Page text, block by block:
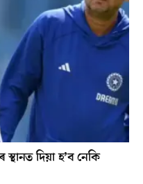
দিয়া হ’ব নেকি